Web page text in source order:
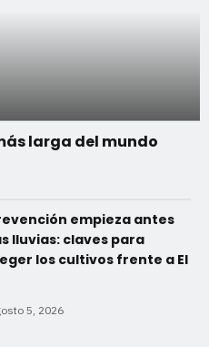
larga del mundo
empieza antes
lluvias: claves para
los cultivos frente a El
5, 2026